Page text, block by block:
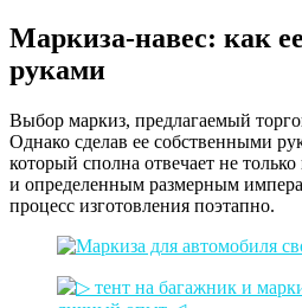
Маркиза-навес: как
руками
Выбор маркиз, предлагаемый
Однако сделав ее собственными
который сполна отвечает не
и определенным размерным
процесс изготовления поэтапно.